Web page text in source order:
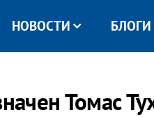
НОВОСТИ БЛОГИ
Томас